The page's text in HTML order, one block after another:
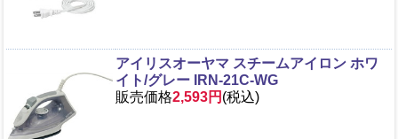
アイリスオーヤマ スチームアイロン ホワ
イト/グレー IRN-21C-WG
販売価格2,593円 (税込)